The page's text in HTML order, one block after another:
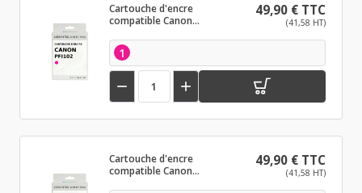
Cartouche d'encre
compatible Canon
49,90 € TTC
(41,58 HT)
1
 
Cartouche d'encre
compatible Canon
49,90 € TTC
(41,58 HT)